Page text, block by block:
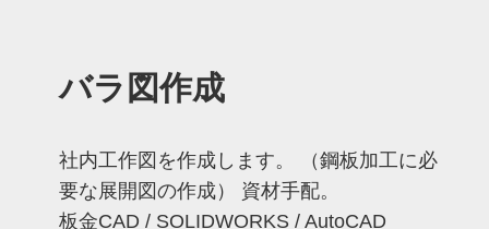
バラ図作成
社内工作図を作成します。 （鋼板加工に必
要な展開図の作成） 資材手配。
板金CAD / SOLIDWORKS / AutoCAD